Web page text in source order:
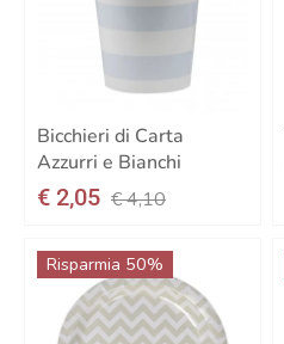
Bicchieri di Carta
Azzurri e Bianchi
€ 2,05 € 4,10
Risparmia 50%